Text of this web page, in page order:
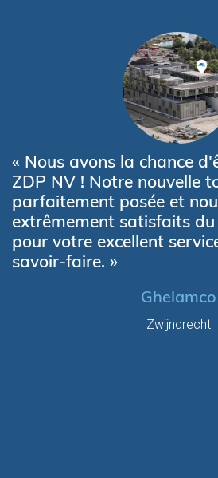
« Nous avons la chance
ZDP NV ! Notre nouvelle
parfaitement posée et
extrêmement satisfaits
pour votre excellent
savoir-faire. »
Ghelamco
Zwijndrecht